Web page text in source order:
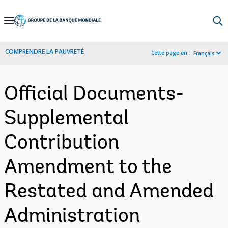
Skip
Navigation
COMPRENDRE LA PAUVRETÉ Cette page en : Français
Official Documents-
Supplemental
Contribution
Amendment to the
Restated and Amended
Administration